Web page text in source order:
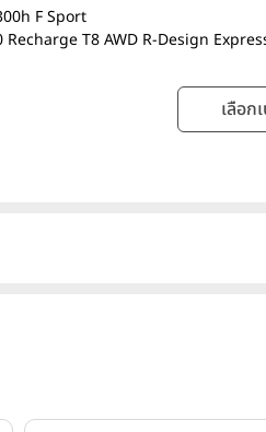
F Sport
Recharge T8 AWD R-Design
เลือก